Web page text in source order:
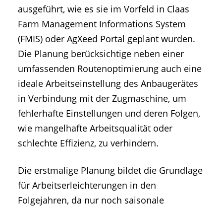
ausgeführt, wie es sie im Vorfeld in Claas
Farm Management Informations System
(FMIS) oder AgXeed Portal geplant wurden.
Die Planung berücksichtige neben einer
umfassenden Routenoptimierung auch eine
ideale Arbeitseinstellung des Anbaugerätes
in Verbindung mit der Zugmaschine, um
fehlerhafte Einstellungen und deren Folgen,
wie mangelhafte Arbeitsqualität oder
schlechte Effizienz, zu verhindern.
Die erstmalige Planung bildet die Grundlage
für Arbeitserleichterungen in den
Folgejahren, da nur noch saisonale